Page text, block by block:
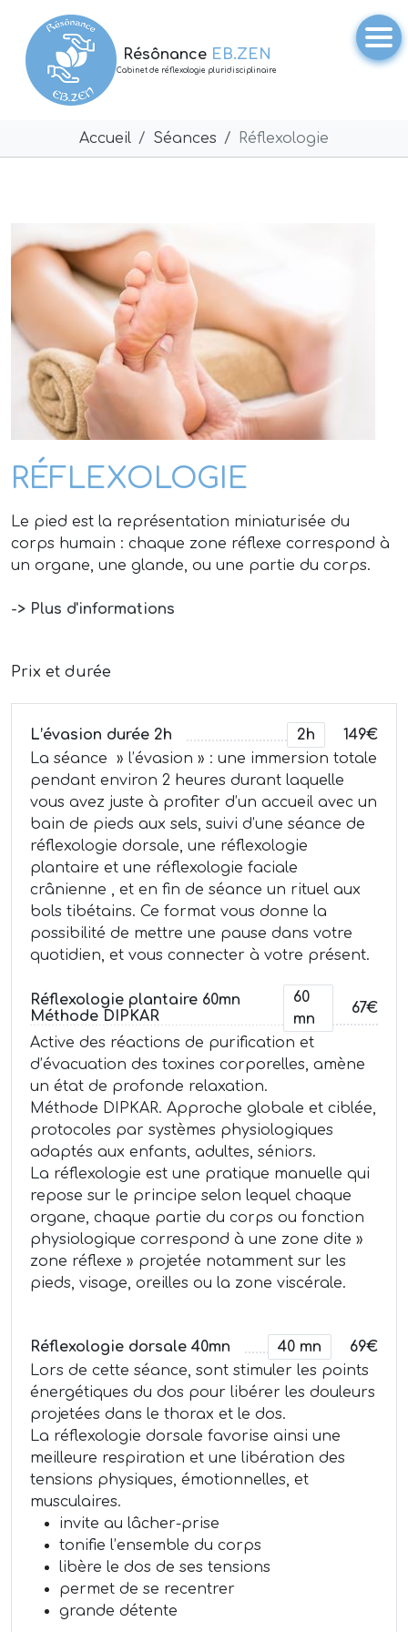
Résônance EB.ZEN
Cabinet de réflexologie pluridisciplinaire
Accueil Séances Réflexologie
RÉFLEXOLOGIE
Le pied est la représentation miniaturisée du
corps humain : chaque zone réflexe correspond à
un organe, une glande, ou une partie du corps.
-> Plus d'informations
Prix et durée
L’évasion durée 2h 2h
149€
La séance » l’évasion » : une immersion totale
pendant environ 2 heures durant laquelle
vous avez juste à profiter d’un accueil avec un
bain de pieds aux sels, suivi d’une séance de
réflexologie dorsale, une réflexologie
plantaire et une réflexologie faciale
crânienne , et en fin de séance un rituel aux
bols tibétains. Ce format vous donne la
possibilité de mettre une pause dans votre
quotidien, et vous connecter à votre présent.
Réflexologie plantaire 60mn
Méthode DIPKAR
60
mn
67€
Active des réactions de purification et
d’évacuation des toxines corporelles, amène
un état de profonde relaxation.
Méthode DIPKAR. Approche globale et ciblée,
protocoles par systèmes physiologiques
adaptés aux enfants, adultes, séniors.
La réflexologie est une pratique manuelle qui
repose sur le principe selon lequel chaque
organe, chaque partie du corps ou fonction
physiologique correspond à une zone dite »
zone réflexe » projetée notamment sur les
pieds, visage, oreilles ou la zone viscérale.
Réflexologie dorsale 40mn 40 mn
69€
Lors de cette séance, sont stimuler les points
énergétiques du dos pour libérer les douleurs
projetées dans le thorax et le dos.
La réflexologie dorsale favorise ainsi une
meilleure respiration et une libération des
tensions physiques, émotionnelles, et
musculaires.
invite au lâcher-prise
tonifie l’ensemble du corps
libère le dos de ses tensions
permet de se recentrer
grande détente